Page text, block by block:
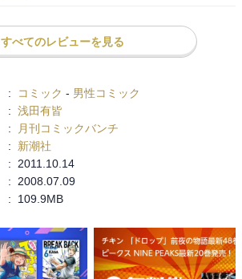
すべてのレビューを見る
: コミック - 男性コミック
: 浅田有皆
:
月刊コミックバンチ
:
新潮社
:
2011.10.14
:
2008.07.09
: 109.9MB